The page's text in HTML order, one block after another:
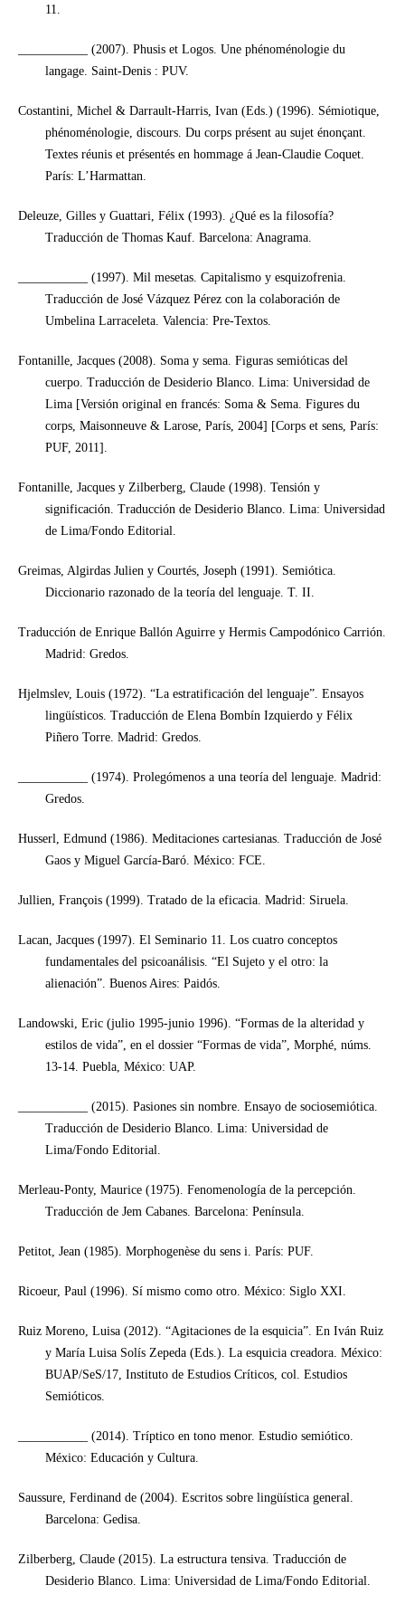
11.
___________ (2007). Phusis et Logos. Une phénoménologie du
langage. Saint-Denis : PUV.
Costantini, Michel & Darrault-Harris, Ivan (Eds.) (1996). Sémiotique,
phénoménologie, discours. Du corps présent au sujet énonçant.
Textes réunis et présentés en hommage á Jean-Claudie Coquet.
París: L’Harmattan.
Deleuze, Gilles y Guattari, Félix (1993). ¿Qué es la filosofía?
Traducción de Thomas Kauf. Barcelona: Anagrama.
___________ (1997). Mil mesetas. Capitalismo y esquizofrenia.
Traducción de José Vázquez Pérez con la colaboración de
Umbelina Larraceleta. Valencia: Pre-Textos.
Fontanille, Jacques (2008). Soma y sema. Figuras semióticas del
cuerpo. Traducción de Desiderio Blanco. Lima: Universidad de
Lima [Versión original en francés: Soma & Sema. Figures du
corps, Maisonneuve & Larose, París, 2004] [Corps et sens, París:
PUF, 2011].
Fontanille, Jacques y Zilberberg, Claude (1998). Tensión y
significación. Traducción de Desiderio Blanco. Lima: Universidad
de Lima/Fondo Editorial.
Greimas, Algirdas Julien y Courtés, Joseph (1991). Semiótica.
Diccionario razonado de la teoría del lenguaje. T. II.
Traducción de Enrique Ballón Aguirre y Hermis Campodónico Carrión.
Madrid: Gredos.
Hjelmslev, Louis (1972). “La estratificación del lenguaje”. Ensayos
lingüísticos. Traducción de Elena Bombín Izquierdo y Félix
Piñero Torre. Madrid: Gredos.
___________ (1974). Prolegómenos a una teoría del lenguaje. Madrid:
Gredos.
Husserl, Edmund (1986). Meditaciones cartesianas. Traducción de José
Gaos y Miguel García-Baró. México: FCE.
Jullien, François (1999). Tratado de la eficacia. Madrid: Siruela.
Lacan, Jacques (1997). El Seminario 11. Los cuatro conceptos
fundamentales del psicoanálisis. “El Sujeto y el otro: la
alienación”. Buenos Aires: Paidós.
Landowski, Eric (julio 1995-junio 1996). “Formas de la alteridad y
estilos de vida”, en el dossier “Formas de vida”, Morphé, núms.
13-14. Puebla, México: UAP.
___________ (2015). Pasiones sin nombre. Ensayo de sociosemiótica.
Traducción de Desiderio Blanco. Lima: Universidad de
Lima/Fondo Editorial.
Merleau-Ponty, Maurice (1975). Fenomenología de la percepción.
Traducción de Jem Cabanes. Barcelona: Península.
Petitot, Jean (1985). Morphogenèse du sens i. París: PUF.
Ricoeur, Paul (1996). Sí mismo como otro. México: Siglo XXI.
Ruiz Moreno, Luisa (2012). “Agitaciones de la esquicia”. En Iván Ruiz
y María Luisa Solís Zepeda (Eds.). La esquicia creadora. México:
BUAP/SeS/17, Instituto de Estudios Críticos, col. Estudios
Semióticos.
___________ (2014). Tríptico en tono menor. Estudio semiótico.
México: Educación y Cultura.
Saussure, Ferdinand de (2004). Escritos sobre lingüística general.
Barcelona: Gedisa.
Zilberberg, Claude (2015). La estructura tensiva. Traducción de
Desiderio Blanco. Lima: Universidad de Lima/Fondo Editorial.